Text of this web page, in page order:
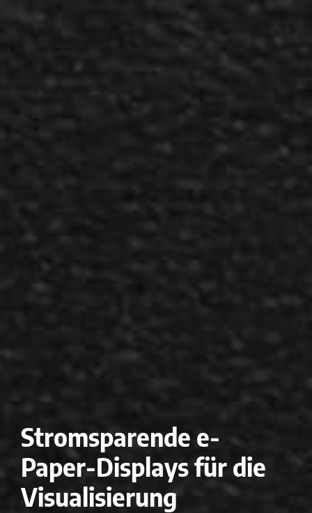
Stromsparende e-
Paper-Displays für die
Visualisierung